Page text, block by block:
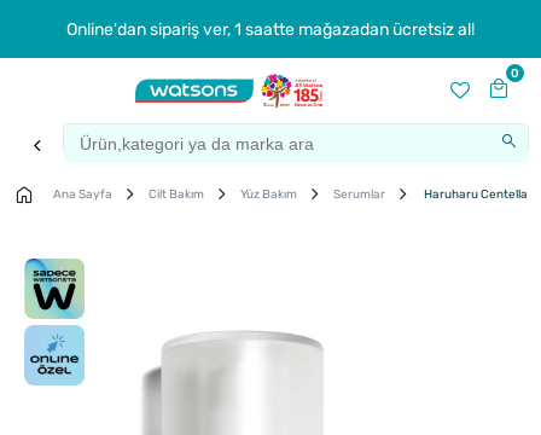
Online'dan sipariş ver, 1 saatte mağazadan ücretsiz al!
0
Ana Sayfa Cilt Bakım Yüz Bakım Serumlar Haruharu Centella